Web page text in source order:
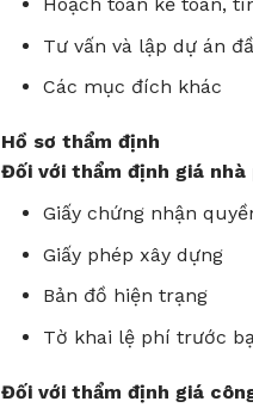
Tư vấn và lập dự án
Các mục đích khác
Hồ sơ thẩm định
Đối với thẩm định giá nhà
Giấy chứng nhận
Giấy phép xây dựng
Bản đồ hiện trạng
Tờ khai lệ phí trước
Đối với thẩm định giá